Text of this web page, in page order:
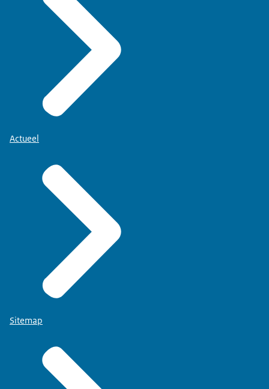
Actueel
Sitemap